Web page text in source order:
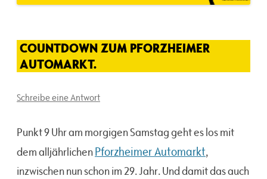
COUNTDOWN ZUM PFORZHEIMER
AUTOMARKT.
Schreibe eine Antwort
Punkt 9 Uhr am morgigen Samstag geht es los mit
dem alljährlichenPforzheimer Automarkt,
inzwischen nun schon im 29. Jahr. Und damit das auch